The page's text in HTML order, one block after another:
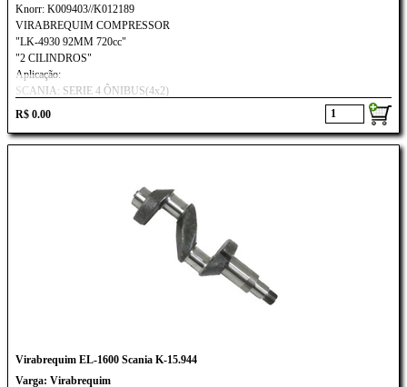
Knorr: K009403//K012189
VIRABREQUIM COMPRESSOR
"LK-4930 92MM 720cc"
"2 CILINDROS"
Aplicação:
SCANIA: SERIE 4 ÔNIBUS(4x2)
R$ 0.00
Virabrequim EL-1600 Scania K-15.944
Varga: Virabrequim